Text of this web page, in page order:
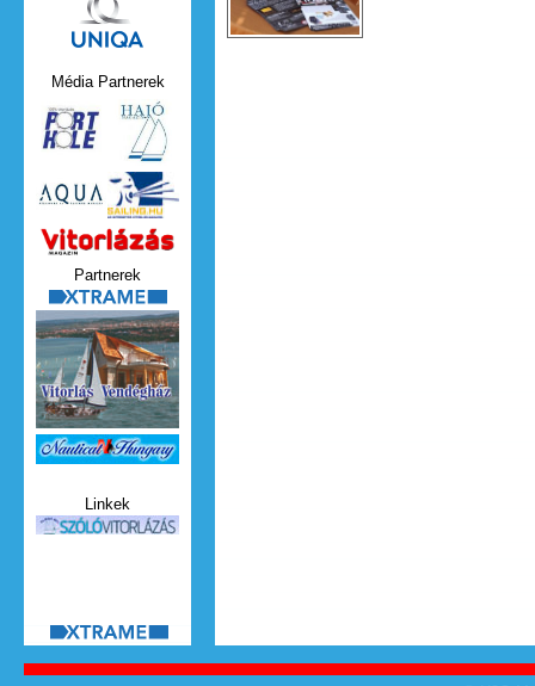
Uniqa.png
Média Partnerek
Vitorlazas_magazin.jpg
Partnerek
xtrame.png
Nauticat.jpg
Linkek
szolo_vitorlazas.jpg